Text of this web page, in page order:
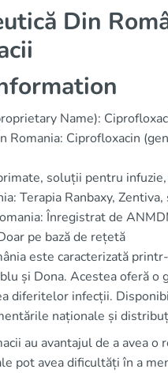
Din
Name):
Romania: Ciprofloxacin
soluții pentru
Terapia Ranbaxy,
Înregistrat de
pe bază de rețetă
este caracterizată
și Dona. Acestea oferă
diferitelor infecții.
naționale și
au avantajul de a avea
pot avea dificultăți în a